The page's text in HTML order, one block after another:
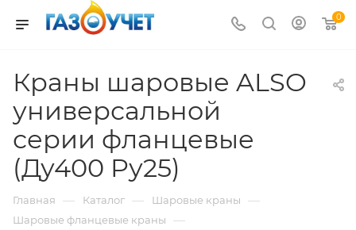
0
Краны шаровые ALSO
универсальной
серии фланцевые
(Ду400 Pу25)
Главная — Каталог — Шаровые краны —
Шаровые фланцевые краны —